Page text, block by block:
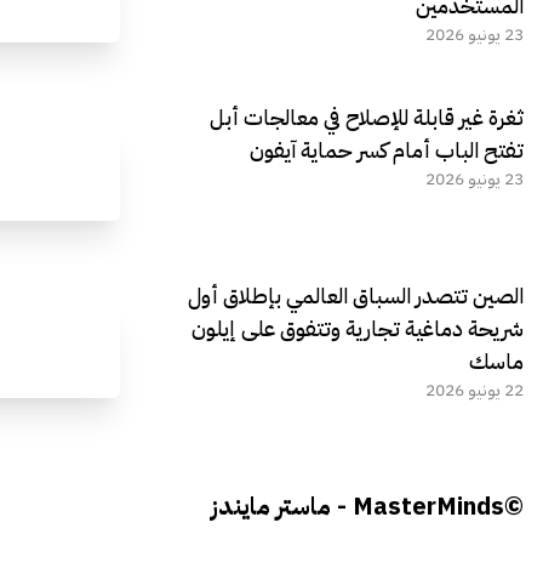
23 يونيو 2026
ثغرة غير قابلة للإصلاح في معالجات أبل
تفتح الباب أمام كسر حماية آيفون
23 يونيو 2026
الصين تتصدر السباق العالمي بإطلاق أول
شريحة دماغية تجارية وتتفوق على إيلون
ماسك
22 يونيو 2026
©MasterMinds - ماستر مايندز